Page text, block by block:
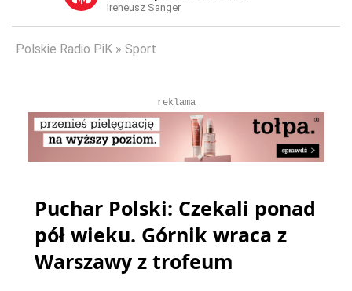
Ireneusz Sanger
Polskie Radio PiK Sport
reklama
Puchar Polski: Czekali ponad
pół wieku. Górnik wraca z
Warszawy z trofeum